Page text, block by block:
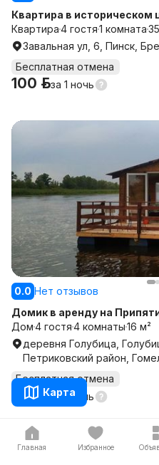
Квартира в историческом
Квартира4 гостя1 комната
Завальная ул, 6, Пинск,
Бесплатная отмена
100 р.за 1 ночь
0.0 Нет отзывов
Домик в аренду на
Дом4 гостя4 комнаты16 м²
деревня Голубица,
Петриковский район,
Бесплатная отмена
100 р.за 1 ночь
Карта
Главная Избранное